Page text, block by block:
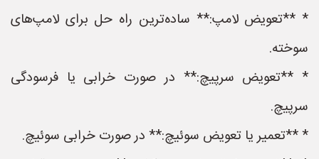
* **تعویض لامپ:** ساده‌ترین راه حل برای لامپ‌های
سوخته.
* **تعویض سرپیچ:** در صورت خرابی یا فرسودگی
سرپیچ.
* **تعمیر یا تعویض سوئیچ:** در صورت خرابی سوئیچ.